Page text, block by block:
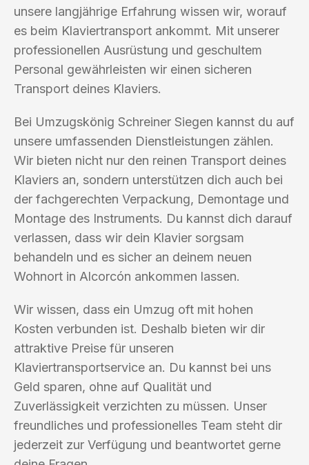
unsere langjährige Erfahrung wissen wir, worauf
es beim Klaviertransport ankommt. Mit unserer
professionellen Ausrüstung und geschultem
Personal gewährleisten wir einen sicheren
Transport deines Klaviers.
Bei Umzugskönig Schreiner Siegen kannst du auf
unsere umfassenden Dienstleistungen zählen.
Wir bieten nicht nur den reinen Transport deines
Klaviers an, sondern unterstützen dich auch bei
der fachgerechten Verpackung, Demontage und
Montage des Instruments. Du kannst dich darauf
verlassen, dass wir dein Klavier sorgsam
behandeln und es sicher an deinem neuen
Wohnort in Alcorcón ankommen lassen.
Wir wissen, dass ein Umzug oft mit hohen
Kosten verbunden ist. Deshalb bieten wir dir
attraktive Preise für unseren
Klaviertransportservice an. Du kannst bei uns
Geld sparen, ohne auf Qualität und
Zuverlässigkeit verzichten zu müssen. Unser
freundliches und professionelles Team steht dir
jederzeit zur Verfügung und beantwortet gerne